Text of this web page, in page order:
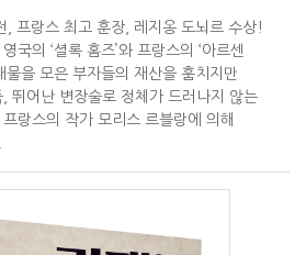
, 프랑스 최고 훈장, 레지옹 도뇌르 수상!
국의 ‘셜록 홈즈’와 프랑스의 ‘아르센
물을 모은 부자들의 재산을 훔치지만
뛰어난 변장술로 정체가 드러나지 않는
랑스의 작가 모리스 르블랑에 의해